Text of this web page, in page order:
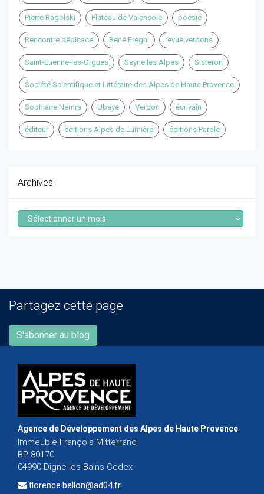
Pierre Ragolski Plateau de Valensole poésie
Rencontre dédicace René Frégni revue verdons
Saint-Etienne-les-Orgues Seyne les Alpes Sisteron
Société Scientifique et Littéraire des Alpes de Haute Provence
Sophiane Nemra Ubaye Verdon écrivain
éditeur éditions Alpes de Lumière éditions Parole
Archives
Archives
Partagez cette page
S'abonner au blog
Agence de Développement des Alpes de Haute Provence
Immeuble François Mitterrand
BP 80170
04990 Digne-les-Bains Cedex
florence.bellon@ad04.fr